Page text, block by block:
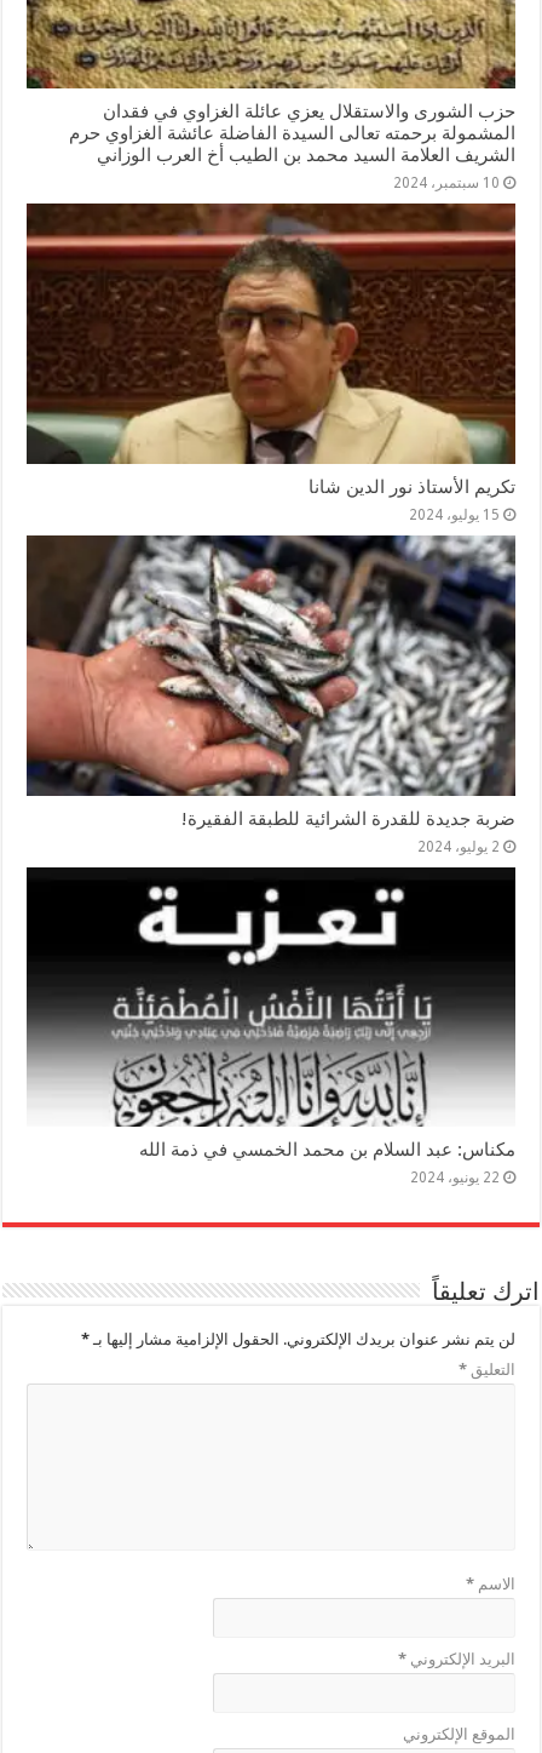
حزب الشورى والاستقلال يعزي عائلة الغزاوي في فقدان
المشمولة برحمته تعالى السيدة الفاضلة عائشة الغزاوي حرم
الشريف العلامة السيد محمد بن الطيب أخ العرب الوزاني
10 سبتمبر، 2024
تكريم الأستاذ نور الدين شانا
15 يوليو، 2024
ضربة جديدة للقدرة الشرائية للطبقة الفقيرة!
2 يوليو، 2024
مكناس: عبد السلام بن محمد الخمسي في ذمة الله
22 يونيو، 2024
اترك تعليقاً
لن يتم نشر عنوان بريدك الإلكتروني. الحقول الإلزامية مشار إليها بـ*
التعليق*
الاسم*
البريد الإلكتروني*
الموقع الإلكتروني